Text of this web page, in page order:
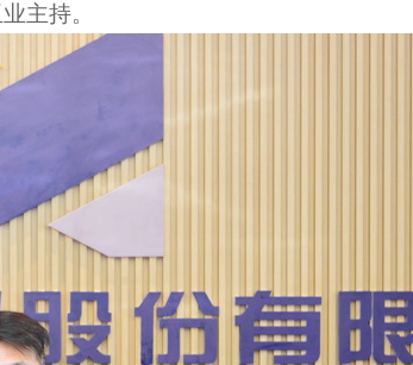
主持。